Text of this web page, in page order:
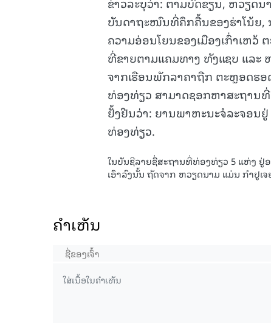
ບັນດາຖະໜົນທີ່ຄຶກຄື້ນຂອງຮ່າໂນ້ຍ,
ຄວາມອ່ອນໂຍນຂອງເມືອງເກົ່າເຫ
ທີ່ຂາຍຕາມແຄມທາງ ທັງແຊບ ແລະ
ຈາກເຮືອນພັກລາຄາຖືກ ຕະຫຼອດຮອ
ທ່ອງທ່ຽວ ສາມາດຊອກຫາສະຖານທີ່
ຢັ້ງຢືນວ່າ: ຍານພາຫະນະຈໍລະຈອນ
ທ່ອງທ່ຽວ.
ໃນບັນຊີລາຍຊື່ສະຖານທີ່ທ່ອງທ່ຽວ 5 ແຫ່ງ ຢູ່
ເອົາລົງນັ້ນ ຖັດຈາກ ຫວຽດນາມ ແມ່ນ ກຳປູເ
ຄໍາເຫັນ